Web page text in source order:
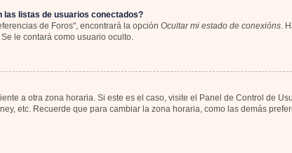
las listas de usuarios conectados?
de Foros", encontrará la opción Ocultar mi estado de conexións.
le contará como usuario oculto.
a otra zona horaria. Si este es el caso, visite el Panel de Control de
etc. Recuerde que para cambiar la zona horaria, como las demás